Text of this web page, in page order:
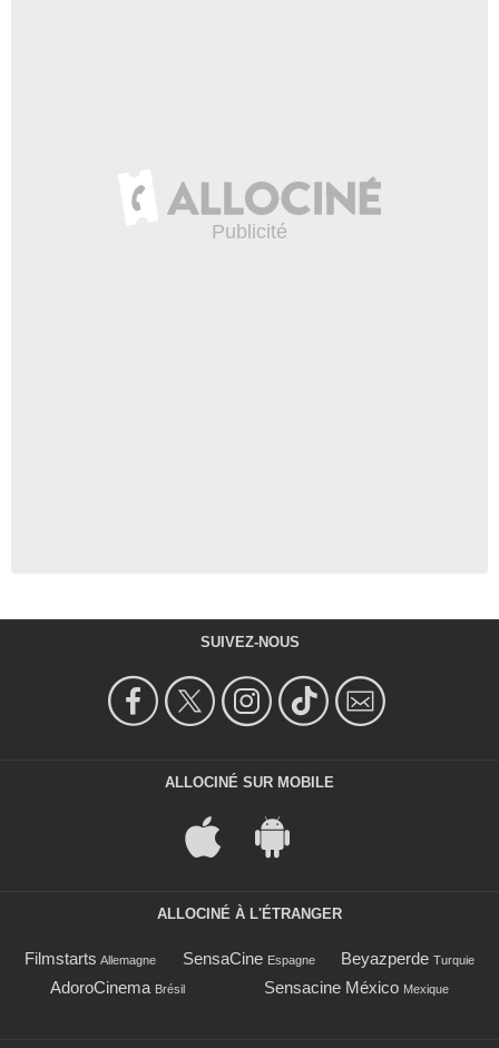
SUIVEZ-NOUS
ALLOCINÉ SUR MOBILE
ALLOCINÉ À L'ÉTRANGER
Filmstarts Allemagne SensaCine Espagne Beyazperde Turquie
AdoroCinema Brésil Sensacine México Mexique